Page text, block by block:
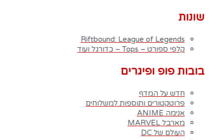
שונות
Riftbound: League of Legends
קלפי ספורט – Tops – כדורגל ועוד
בובות פופ ופיגרים
חדש על המדף
פרוטקטורים ותוספות למשלוחים
אנימה ANIME
מארבל MARVEL
העולם של DC
יו גי הו – Yu Gi Oh
דימון סלייר – Demon Slayer
Hunter X Hunter
JUJUTSU KAISEN
BLEACH – בליץ'
תלתן שחור – Black Clover
אנימה שונות
DC דיסי – לחץ כאן לצפייה בכל הפופים
BATMAN COMICS